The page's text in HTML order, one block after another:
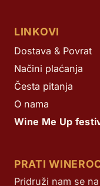
LINKOVI
Dostava & Povrat
Načini plaćanja
Česta pitanja
O nama
Wine Me Up
PRATI
Pridruži nam se